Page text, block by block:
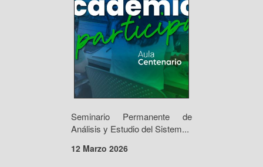
Seminario Permanente de
Análisis y Estudio del Sistem...
12 Marzo 2026